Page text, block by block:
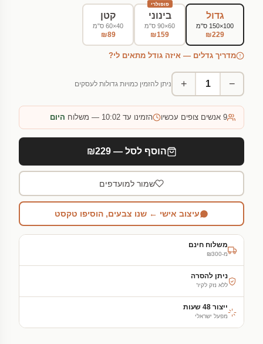
גדול
100×150 ס"מ
₪229
פופולרי
בינוני
60×90 ס"מ
₪159
קטן
40×60 ס"מ
₪89
מדריך גדלים — איזה גודל מתאים לי?
−
+ ניתן להזמין כמויות גדולות לעסקים
9 אנשים צופים עכשיו הזמינו עד 10:02 — משלוח היום
הוסף לסל — ₪229
שמור למועדפים
עיצוב אישי ← שנו צבעים, הוסיפו טקסט
משלוח חינם
מ-₪300
ניתן להסרה
ללא נזק לקיר
ייצור 48 שעות
מפעל ישראלי